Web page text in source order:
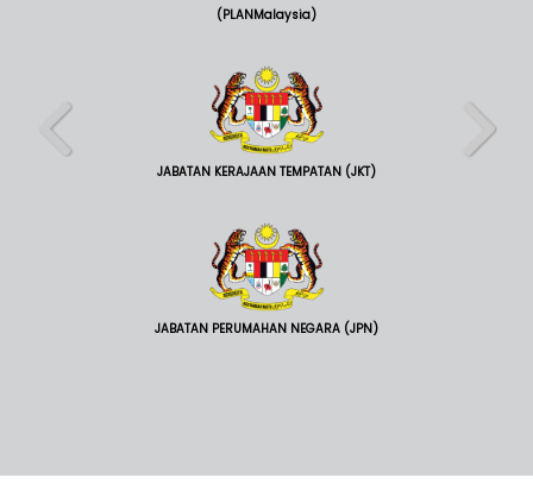
(PLANMalaysia)
JABATAN KERAJAAN TEMPATAN (JKT)
JABATAN PERUMAHAN NEGARA (JPN)